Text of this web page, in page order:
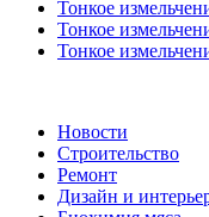
Тонкое
Тонкое
Тонкое
Новости
Строительство
Ремонт
Дизайн и